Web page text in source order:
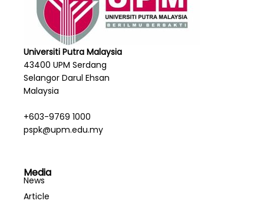
Universiti Putra Malaysia
43400 UPM Serdang
Selangor Darul Ehsan
Malaysia
+603-9769 1000
pspk@upm.edu.my
Media
News
Article